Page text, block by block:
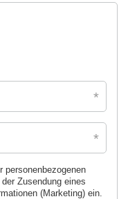
personenbezogenen
Zusendung eines
(Marketing) ein.